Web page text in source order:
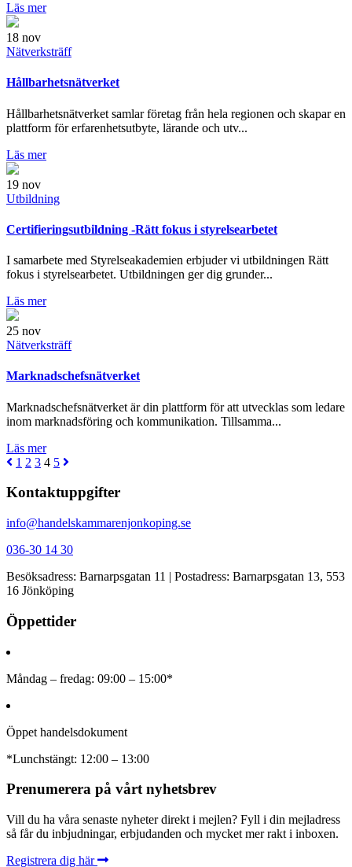
Läs mer
18 nov
Nätverksträff
Hållbarhetsnätverket
Hållbarhetsnätverket samlar företag från hela regionen och skapar en
plattform för erfarenhetsutbyte, lärande och utv...
Läs mer
19 nov
Utbildning
Certifieringsutbildning -Rätt fokus i styrelsearbetet
I samarbete med Styrelseakademien erbjuder vi utbildningen Rätt
fokus i styrelsearbetet. Utbildningen ger dig grunder...
Läs mer
25 nov
Nätverksträff
Marknadschefsnätverket
Marknadschefsnätverket är din plattform för att utvecklas som ledare
inom marknadsföring och kommunikation. Tillsamma...
Läs mer
1 2 3 4 5
Kontaktuppgifter
info@handelskammarenjonkoping.se
036-30 14 30
Besöksadress: Barnarpsgatan 11 | Postadress: Barnarpsgatan 13, 553
16 Jönköping
Öppettider
Måndag – fredag: 09:00 – 15:00*
Öppet handelsdokument
*Lunchstängt: 12:00 – 13:00
Prenumerera på vårt nyhetsbrev
Vill du ha våra senaste nyheter direkt i mejlen? Fyll i din mejladress
så får du inbjudningar, erbjudanden och mycket mer rakt i inboxen.
Registrera dig här